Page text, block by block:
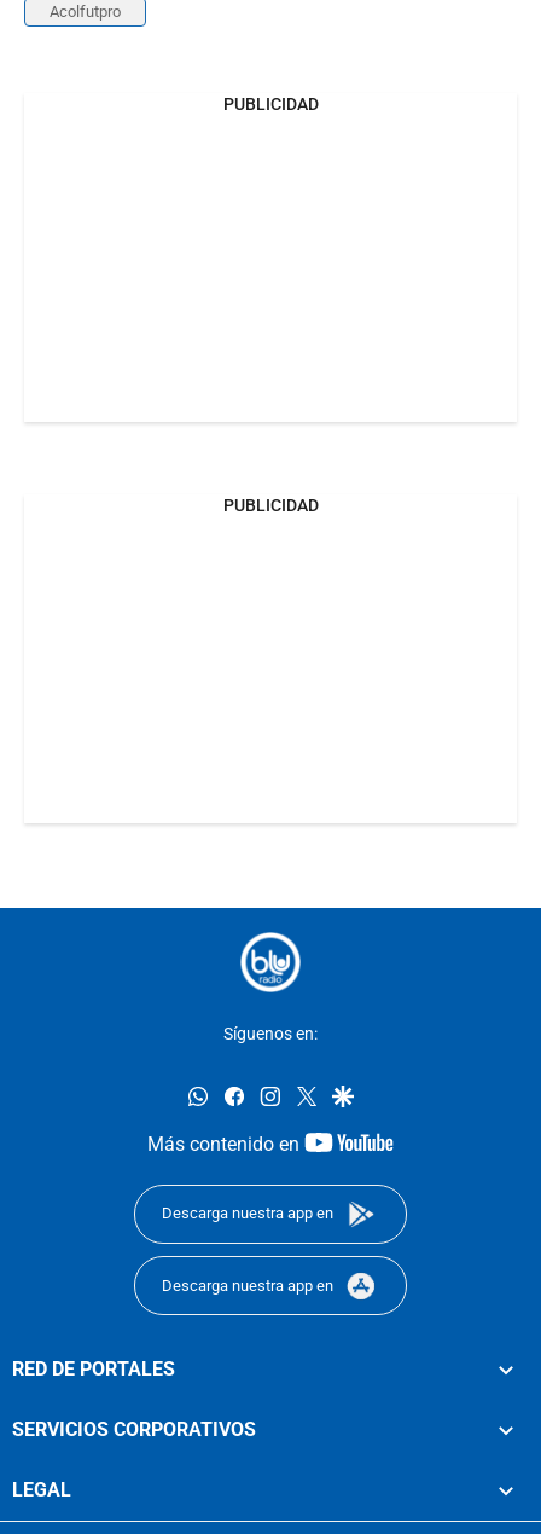
Acolfutpro
PUBLICIDAD
PUBLICIDAD
Síguenos en:
whatsappfacebookinstagram
twittergoogle
Más contenido en
youtube-
Descarga nuestra app en
Descarga nuestra app en
RED DE PORTALES
SERVICIOS CORPORATIVOS
LEGAL